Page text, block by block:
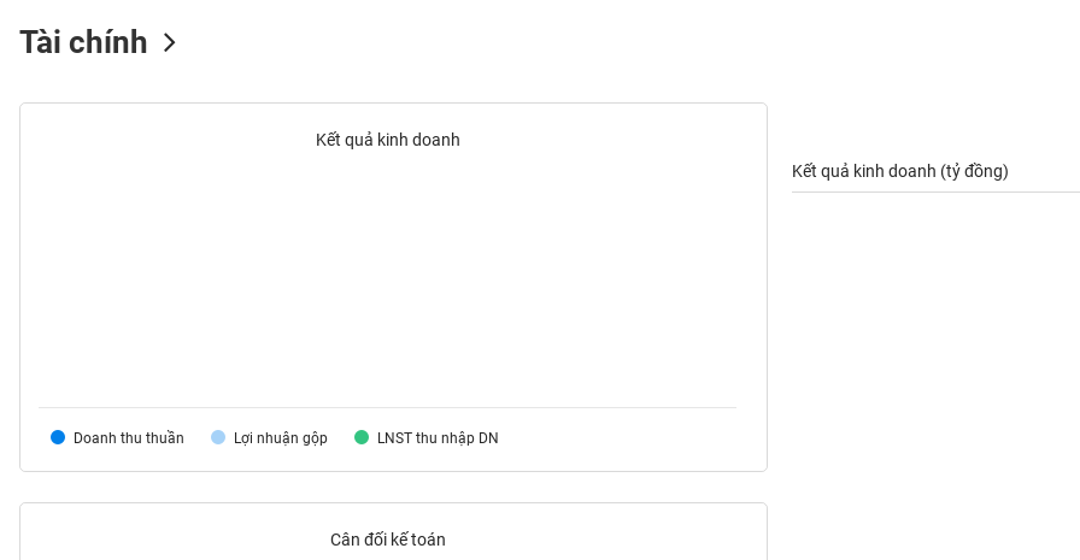
Tài chính
Kết quả kinh doanh
Doanh thu thuần Lợi nhuận gộp LNST thu nhập DN
Kết quả kinh doanh (tỷ đồng)
Cân đối kế toán
TƯ